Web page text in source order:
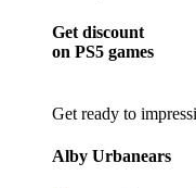
Get discount
on PS5 games
Get ready to
Alby Urbanears